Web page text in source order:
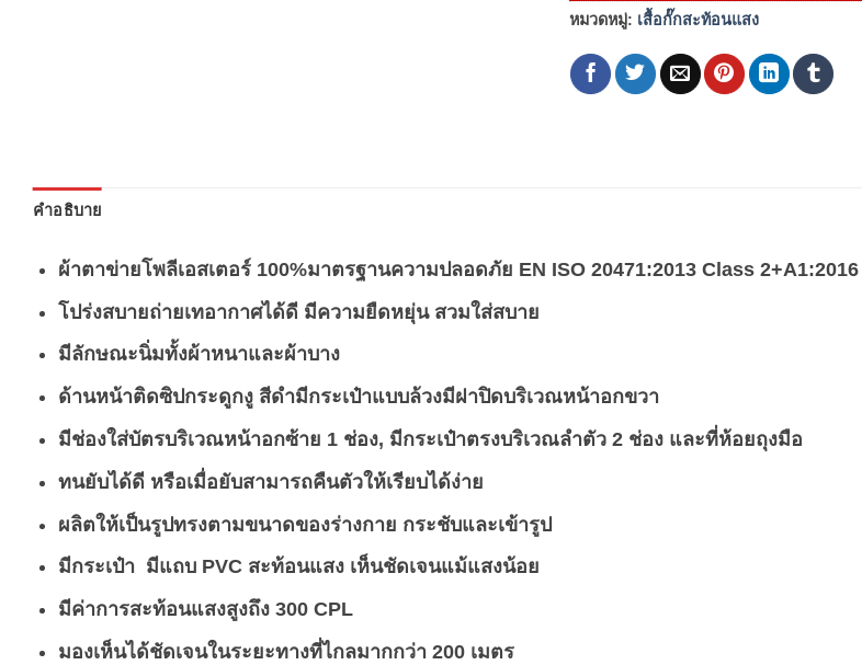
หมวดหมู่: เสื้อกั๊กสะท้อนแสง
คำอธิบาย
ผ้าตาข่ายโพลีเอสเตอร์ 100%มาตรฐานความปลอดภัย EN ISO 20471:2013 Class 2+A1:2016
โปร่งสบายถ่ายเทอากาศได้ดี มีความยืดหยุ่น สวมใส่สบาย
มีลักษณะนิ่มทั้งผ้าหนาและผ้าบาง
ด้านหน้าติดซิปกระดูกงู สีดำมีกระเป๋าแบบล้วงมีฝาปิดบริเวณหน้าอกขวา
มีช่องใส่บัตรบริเวณหน้าอกซ้าย 1 ช่อง, มีกระเป๋าตรงบริเวณลำตัว 2 ช่อง และที่ห้อยถุงมือ
ทนยับได้ดี หรือเมื่อยับสามารถคืนตัวให้เรียบได้ง่าย
ผลิตให้เป็นรูปทรงตามขนาดของร่างกาย กระชับและเข้ารูป
มีกระเป๋า มีแถบ PVC สะท้อนแสง เห็นชัดเจนแม้แสงน้อย
มีค่าการสะท้อนแสงสูงถึง 300 CPL
มองเห็นได้ชัดเจนในระยะทางที่ไกลมากกว่า 200 เมตร